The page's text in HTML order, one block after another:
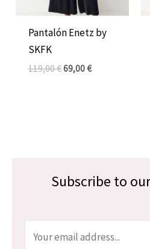
Pantalón Enetz by
SKFK
119,00€69,00€
Subscribe to